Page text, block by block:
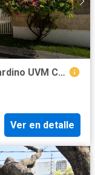
Casa en renta La trinidad San Bernardino UVM Cholula
Ver en detalle